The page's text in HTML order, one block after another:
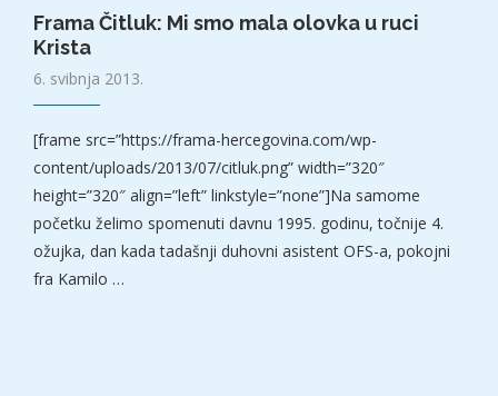
Frama Čitluk: Mi smo mala olovka u ruci
Krista
6. svibnja 2013.
[frame src=”https://frama-hercegovina.com/wp-
content/uploads/2013/07/citluk.png” width=”320″
height=”320″ align=”left” linkstyle=”none”]Na samome
početku želimo spomenuti davnu 1995. godinu, točnije 4.
ožujka, dan kada tadašnji duhovni asistent OFS-a, pokojni
fra Kamilo …